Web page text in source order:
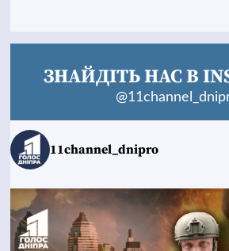
ЗНАЙДІТЬ НАС В
11channel_dnipro